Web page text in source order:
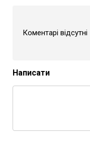
Коментарі відсутні
Написати